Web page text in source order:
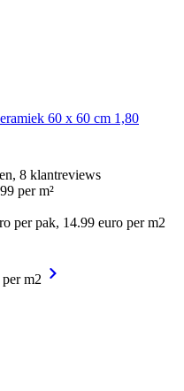
60 x 60 cm 1,80
8 klantreviews
per m²
per pak, 14.99 euro per m2
m2